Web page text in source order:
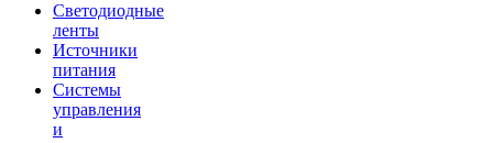
Светодиодные
ленты
Источники
питания
Системы
управления
и